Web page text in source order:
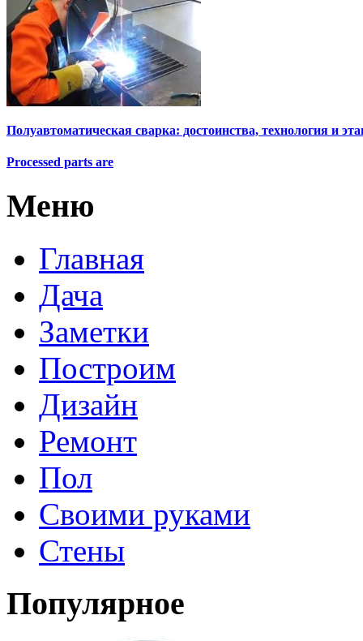
Полуавтоматическая сварка: достоинства, технология и
Processed parts are
Меню
Главная
Дача
Заметки
Построим
Дизайн
Ремонт
Пол
Своими руками
Стены
Популярное